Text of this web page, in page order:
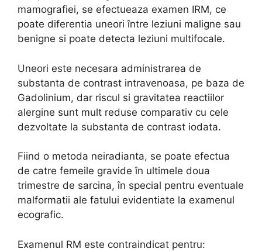
mamografiei, se efectueaza examen IRM, ce
poate diferentia uneori între leziuni maligne sau
benigne si poate detecta leziuni multifocale.
Uneori este necesara administrarea de
substanta de contrast intravenoasa, pe baza de
Gadolinium, dar riscul si gravitatea reactiilor
alergine sunt mult reduse comparativ cu cele
dezvoltate la substanta de contrast iodata.
Fiind o metoda neiradianta, se poate efectua
de catre femeile gravide în ultimele doua
trimestre de sarcina, în special pentru eventuale
malformatii ale fatului evidentiate la examenul
ecografic.
Examenul RM este contraindicat pentru: